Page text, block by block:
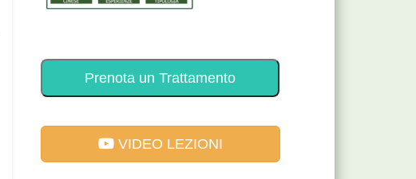
Prenota un Trattamento
VIDEO LEZIONI